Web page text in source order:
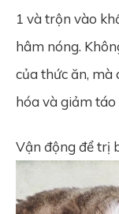
1 và trộn vào
hâm nóng.
của thức ăn, mà
hóa và giảm táo
Vận động để trị